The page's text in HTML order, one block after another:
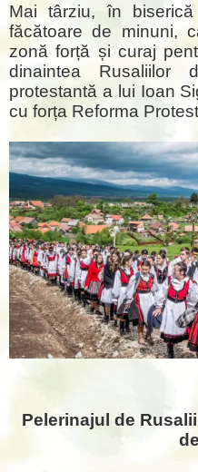
Mai târziu, în
făcătoare de minuni,
zonă forță și curaj
dinaintea Rusaliilor
protestantă a lui Ioan
cu forța Reforma
Pelerinajul de